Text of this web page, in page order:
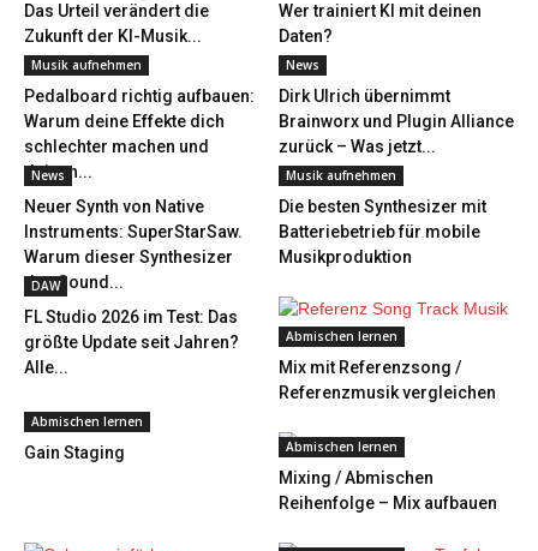
Das Urteil verändert die
Zukunft der KI-Musik...
Wer trainiert KI mit deinen
Daten?
Musik aufnehmen
Pedalboard richtig aufbauen:
Warum deine Effekte dich
schlechter machen und
deinen...
News
Dirk Ulrich übernimmt
Brainworx und Plugin Alliance
zurück – Was jetzt...
News
Neuer Synth von Native
Instruments: SuperStarSaw.
Warum dieser Synthesizer
den Sound...
Musik aufnehmen
Die besten Synthesizer mit
Batteriebetrieb für mobile
Musikproduktion
DAW
FL Studio 2026 im Test: Das
größte Update seit Jahren?
Alle...
Abmischen lernen
Mix mit Referenzsong /
Referenzmusik vergleichen
Abmischen lernen
Gain Staging Abmischen lernen
Mixing / Abmischen
Reihenfolge – Mix aufbauen